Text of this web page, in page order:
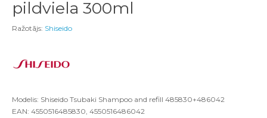
pildviela 300ml
Ražotājs: Shiseido
Modelis: Shiseido Tsubaki Shampoo and refill 485830+486042
EAN: 4550516485830, 4550516486042